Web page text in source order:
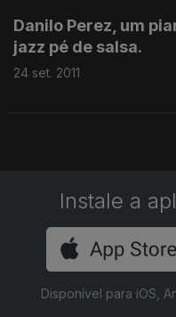
Danilo Perez, um
jazz pé de salsa.
24 set. 2011
Instale a
Disponível para iOS,